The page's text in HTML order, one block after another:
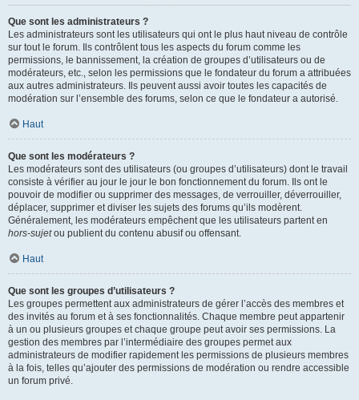
Que sont les administrateurs ?
Les administrateurs sont les utilisateurs qui ont le plus haut niveau de contrôle
sur tout le forum. Ils contrôlent tous les aspects du forum comme les
permissions, le bannissement, la création de groupes d’utilisateurs ou de
modérateurs, etc., selon les permissions que le fondateur du forum a attribuées
aux autres administrateurs. Ils peuvent aussi avoir toutes les capacités de
modération sur l’ensemble des forums, selon ce que le fondateur a autorisé.
Haut
Que sont les modérateurs ?
Les modérateurs sont des utilisateurs (ou groupes d’utilisateurs) dont le travail
consiste à vérifier au jour le jour le bon fonctionnement du forum. Ils ont le
pouvoir de modifier ou supprimer des messages, de verrouiller, déverrouiller,
déplacer, supprimer et diviser les sujets des forums qu’ils modèrent.
Généralement, les modérateurs empêchent que les utilisateurs partent en
hors-sujetou publient du contenu abusif ou offensant.
Haut
Que sont les groupes d’utilisateurs ?
Les groupes permettent aux administrateurs de gérer l’accès des membres et
des invités au forum et à ses fonctionnalités. Chaque membre peut appartenir
à un ou plusieurs groupes et chaque groupe peut avoir ses permissions. La
gestion des membres par l’intermédiaire des groupes permet aux
administrateurs de modifier rapidement les permissions de plusieurs membres
à la fois, telles qu’ajouter des permissions de modération ou rendre accessible
un forum privé.